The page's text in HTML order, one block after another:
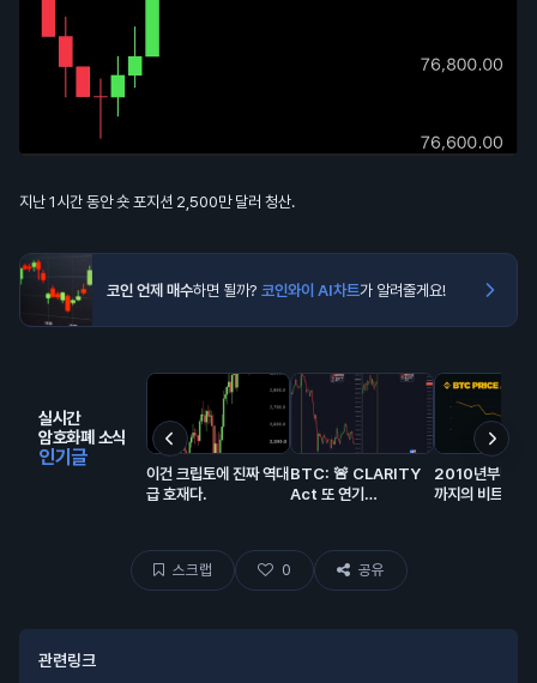
지난 1시간 동안 숏 포지션 2,500만 달러 청산.
코인 언제 매수하면 될까? 코인와이 AI차트가 알려줄게요!
실시간
암호화폐 소식
인기글
이건 크립토에 진짜 역대
급 호재다.
BTC: 🚨 CLARITY
Act 또 연기…
2010년부터
까지의 비트코인
스크랩 0 공유
관련링크